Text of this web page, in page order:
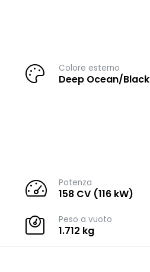
Colore esterno
Deep Ocean/Black
Potenza
158 CV (116 kW)
Peso a vuoto
1.712 kg